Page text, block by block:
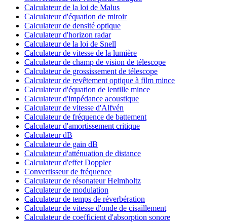
Calculateur de la loi de Malus
Calculateur d'équation de miroir
Calculateur de densité optique
Calculateur d'horizon radar
Calculateur de la loi de Snell
Calculateur de vitesse de la lumière
Calculateur de champ de vision de télescope
Calculateur de grossissement de télescope
Calculateur de revêtement optique à film mince
Calculateur d'équation de lentille mince
Calculateur d'impédance acoustique
Calculateur de vitesse d'Alfvén
Calculateur de fréquence de battement
Calculateur d'amortissement critique
Calculateur dB
Calculateur de gain dB
Calculateur d'atténuation de distance
Calculateur d'effet Doppler
Convertisseur de fréquence
Calculateur de résonateur Helmholtz
Calculateur de modulation
Calculateur de temps de réverbération
Calculateur de vitesse d'onde de cisaillement
Calculateur de coefficient d'absorption sonore